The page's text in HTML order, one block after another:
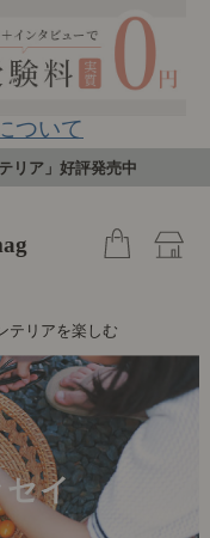
ついて
リア」好評発売中
テリアを楽しむ
セイ